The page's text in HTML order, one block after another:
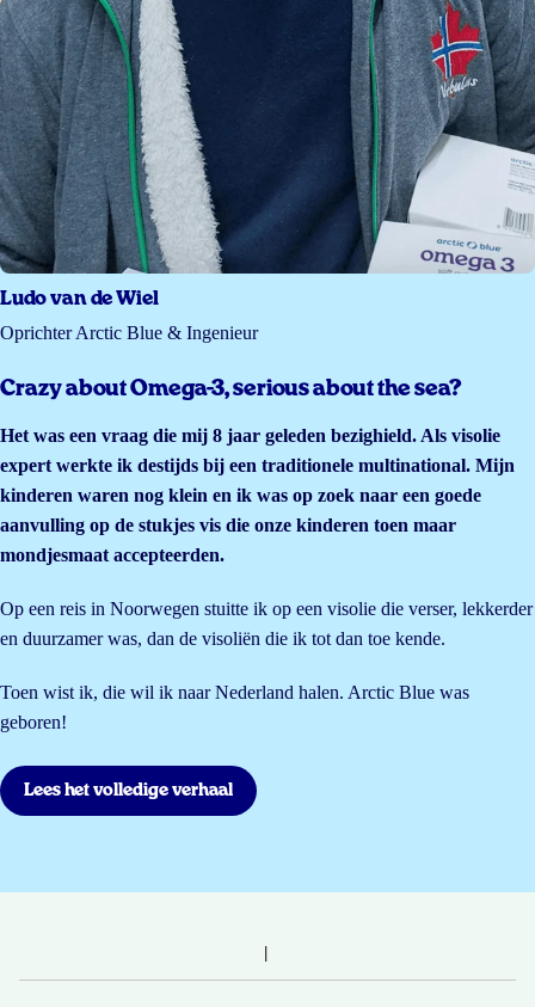
Ludo van de Wiel
Oprichter Arctic Blue & Ingenieur
Crazy about Omega-3, serious about the sea?
Het was een vraag die mij 8 jaar geleden bezighield. Als visolie
expert werkte ik destijds bij een traditionele multinational. Mijn
kinderen waren nog klein en ik was op zoek naar een goede
aanvulling op de stukjes vis die onze kinderen toen maar
mondjesmaat accepteerden.
Op een reis in Noorwegen stuitte ik op een visolie die verser, lekkerder
en duurzamer was, dan de visoliën die ik tot dan toe kende.
Toen wist ik, die wil ik naar Nederland halen. Arctic Blue was
geboren!
Lees het volledige verhaal